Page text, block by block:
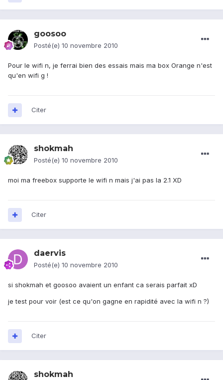
goosoo
Posté(e) 10 novembre 2010
Pour le wifi n, je ferrai bien des essais mais ma box Orange n'est
qu'en wifi g !
Citer
shokmah
Posté(e) 10 novembre 2010
moi ma freebox supporte le wifi n mais j'ai pas la 2.1 XD
Citer
daervis
Posté(e) 10 novembre 2010
si shokmah et goosoo avaient un enfant ca serais parfait xD
je test pour voir (est ce qu'on gagne en rapidité avec la wifi n ?)
Citer
shokmah